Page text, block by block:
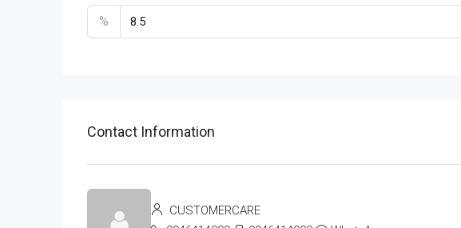
%
Contact Information
CUSTOMERCARE